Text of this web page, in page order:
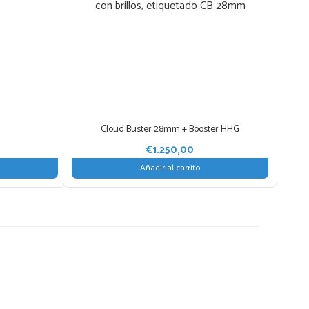
meditación y el trabajo de curación, pero
Cloud Buster 28mm + Booster HHG
€1.250,00
Añadir al carrito